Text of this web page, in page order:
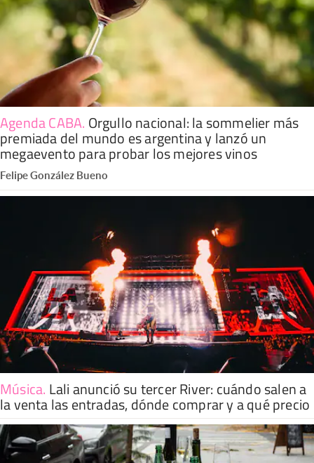
Agenda CABA. Orgullo nacional: la sommelier más
premiada del mundo es argentina y lanzó un
megaevento para probar los mejores vinos
Felipe González Bueno
Música. Lali anunció su tercer River: cuándo salen a
la venta las entradas, dónde comprar y a qué precio